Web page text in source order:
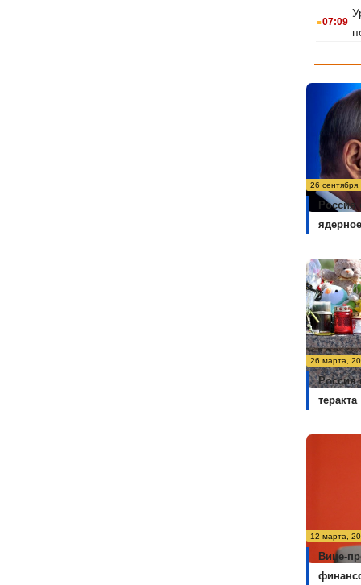
.07:09
26
Россия
26 марта,
Россия
теракта
12 марта,
Вице-